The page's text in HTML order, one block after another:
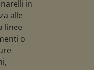
in
alle
linee
o